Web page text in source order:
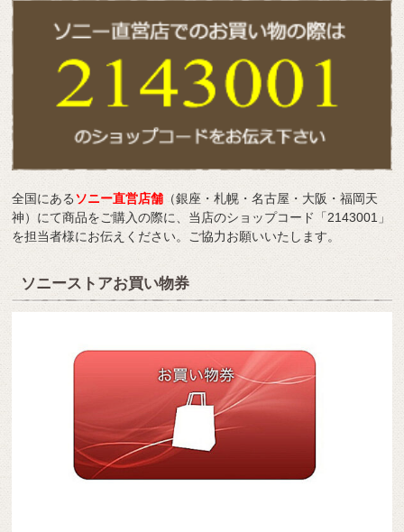
全国にあるソニー直営店舗 （銀座・札幌・名古屋・大阪・福岡天
神）にて商品をご購入の際に、当店のショップコード「2143001」
を担当者様にお伝えください。ご協力お願いいたします。
ソニーストアお買い物券